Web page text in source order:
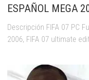
ESPAÑOL MEGA
Descripción FIFA 07 PC
2006, FIFA 07 ultimate